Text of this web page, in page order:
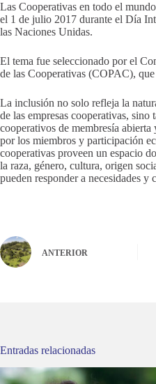
Las Cooperativas en todo el
el 1 de julio 2017 durante el Día
las Naciones Unidas.
El tema fue seleccionado por el
de las Cooperativas (COPAC),
La inclusión no solo refleja la
de las empresas cooperativas,
cooperativos de membresía
por los miembros y participación
cooperativas proveen un espacio
la raza, género, cultura, origen
pueden responder a necesidades y
ANTERIOR
Entradas relacionadas